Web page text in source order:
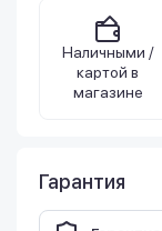
Наличными /
картой в
магазине
Гарантия